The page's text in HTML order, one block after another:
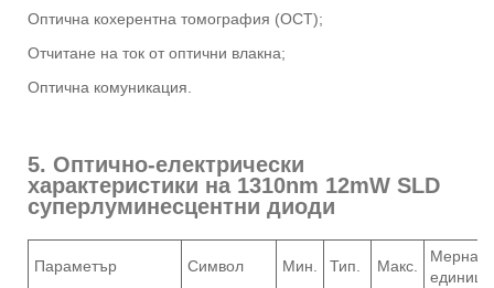
Оптична кохерентна томография (OCT);
Отчитане на ток от оптични влакна;
Оптична комуникация.
5. Оптично-електрически
характеристики на 1310nm 12mW SLD
суперлуминесцентни диоди
Параметър Символ Мин. Тип. Макс.
Мерна
единица